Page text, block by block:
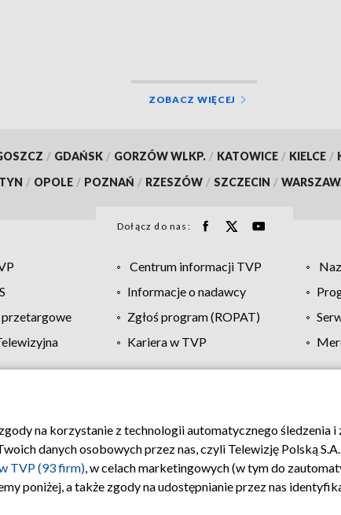
ZOBACZ WIĘCEJ
/ GDAŃSK / GORZÓW WLKP. / KATOWICE / KIELCE /
/ OPOLE / POZNAŃ / RZESZÓW / SZCZECIN /
Dołącz do nas:
Centrum informacji TVP
Informacje o nadawcy
przetargowe Zgłoś program (ROPAT)
Kariera w TVP
Polityka prywatności Moje zgody Pomoc
na korzystanie z technologii automatycznego śledzenia
danych osobowych przez nas, czyli Telewizję Polską
TVP (93 firm), w celach marketingowych (w tym do
poniżej, a także zgody na udostępnianie przez nas